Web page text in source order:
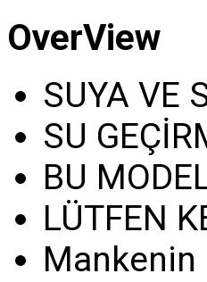
OverView
SUYA VE
SU
BU
LÜTFEN
Mankenin